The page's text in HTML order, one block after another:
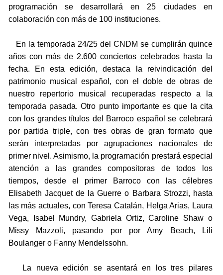
programación se desarrollará en 25 ciudades en
colaboración con más de 100 instituciones.
En la temporada 24/25 del CNDM se cumplirán quince
años con más de 2.600 conciertos celebrados hasta la
fecha. En esta edición, destaca la reivindicación del
patrimonio musical español, con el doble de obras de
nuestro repertorio musical recuperadas respecto a la
temporada pasada. Otro punto importante es que la cita
con los grandes títulos del Barroco español se celebrará
por partida triple, con tres obras de gran formato que
serán interpretadas por agrupaciones nacionales de
primer nivel. Asimismo, la programación prestará especial
atención a las grandes compositoras de todos los
tiempos, desde el primer Barroco con las célebres
Elisabeth Jacquet de la Guerre o Barbara Strozzi, hasta
las más actuales, con Teresa Catalán, Helga Arias, Laura
Vega, Isabel Mundry, Gabriela Ortiz, Caroline Shaw o
Missy Mazzoli, pasando por por Amy Beach, Lili
Boulanger o Fanny Mendelssohn.
La nueva edición se asentará en los tres pilares